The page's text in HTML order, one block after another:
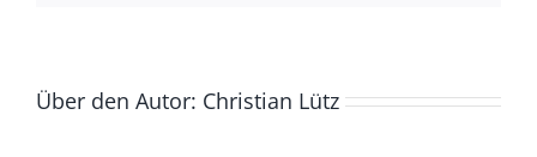
Über den Autor: Christian Lütz